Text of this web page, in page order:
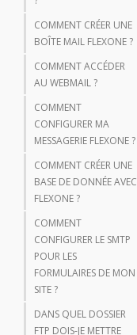
COMMENT CRÉER UNE
BOÎTE MAIL FLEXONE ?
COMMENT ACCÉDER
AU WEBMAIL ?
COMMENT
CONFIGURER MA
MESSAGERIE FLEXONE ?
COMMENT CRÉER UNE
BASE DE DONNÉE AVEC
FLEXONE ?
COMMENT
CONFIGURER LE SMTP
POUR LES
FORMULAIRES DE MON
SITE ?
DANS QUEL DOSSIER
FTP DOIS-JE METTRE